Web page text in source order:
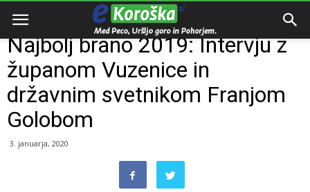
Domov Zanimivosti
Najbolj brano 2019: Intervju z
županom Vuzenice in
državnim svetnikom Franjom
Golobom
3. januarja, 2020